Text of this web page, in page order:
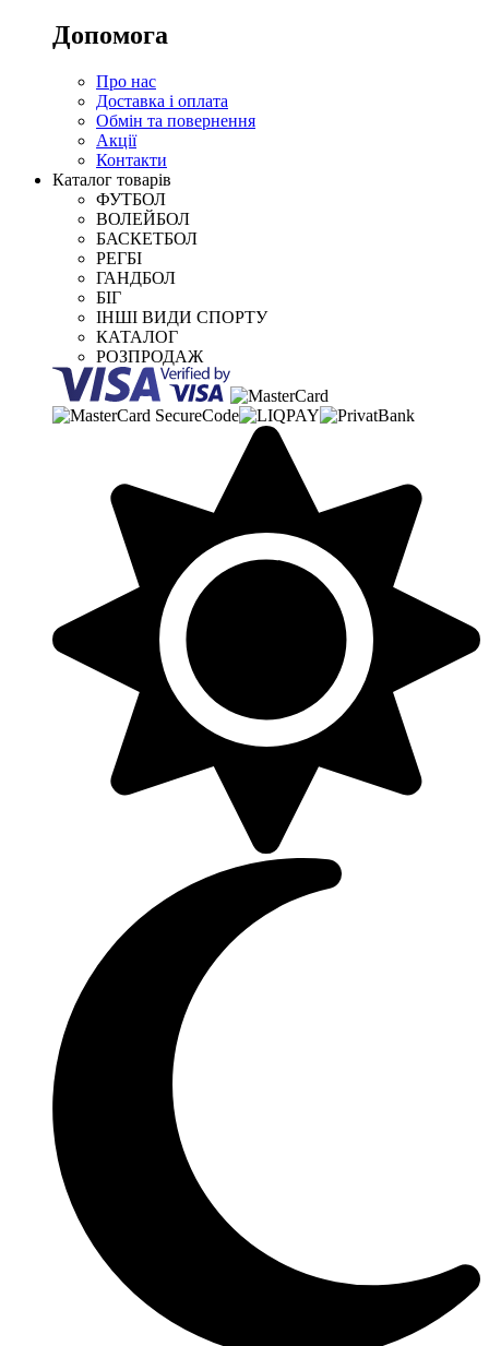
Допомога
Про нас
Доставка і оплата
Обмін та повернення
Акції
Контакти
Каталог товарів
ФУТБОЛ
ВОЛЕЙБОЛ
БАСКЕТБОЛ
РЕГБІ
ГАНДБОЛ
БІГ
ІНШІ ВИДИ СПОРТУ
КАТАЛОГ
РОЗПРОДАЖ